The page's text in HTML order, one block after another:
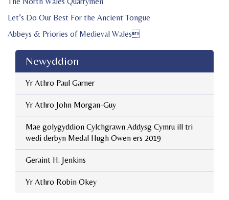
Let’s Do Our Best For the Ancient Tongue
Abbeys & Priories of Medieval Wales
Newyddion
Yr Athro Paul Garner
Yr Athro John Morgan-Guy
Mae golygyddion Cylchgrawn Addysg Cymru ill tri
wedi derbyn Medal Hugh Owen ers 2019
Geraint H. Jenkins
Yr Athro Robin Okey